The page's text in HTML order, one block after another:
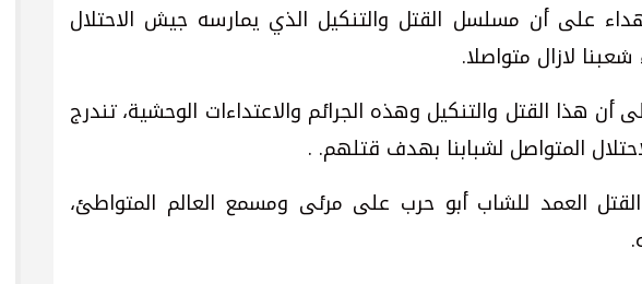
على أن مسلسل القتل والتنكيل الذي يمارسه جيش الاحتلال
لازال متواصلا.
هذا القتل والتنكيل وهذه الجرائم والاعتداءات الوحشية، تندرج
المتواصل لشبابنا بهدف قتلهم. .
العمد للشاب أبو حرب على مرئى ومسمع العالم المتواطئ،